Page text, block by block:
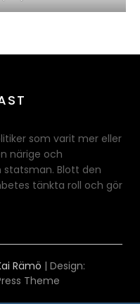
som varit mer eller
närige och
Blott den
tänkta roll och gör
Rämö | Design:
Theme